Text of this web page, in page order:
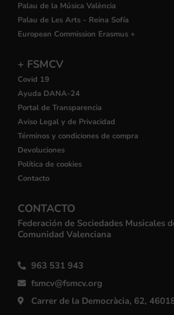
Palau de la Música València
Palau de Les Arts - Reina Sofía
European Commission Erasmus +
+ FSMCV
Covid 19
Ayuda DANA-24
Portal de Transparencia
Aviso Legal y de Privacidad
Términos y condiciones de compra
Devoluciones
Política de cookies
Contacto
CONTACTO
Federación de Sociedades Musicales
Comunidad Valenciana
963 531 943
fsmcv@fsmcv.org
Carrer de la Democràcia, 62,